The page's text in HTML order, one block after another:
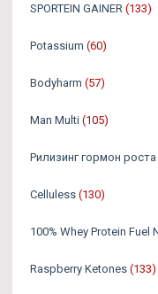
SPORTEIN GAINER (133)
Potassium (60)
Bodyharm (57)
Man Multi (105)
Рилизинг гормон роста
Celluless (130)
100% Whey Protein Fuel
Raspberry Ketones (133)